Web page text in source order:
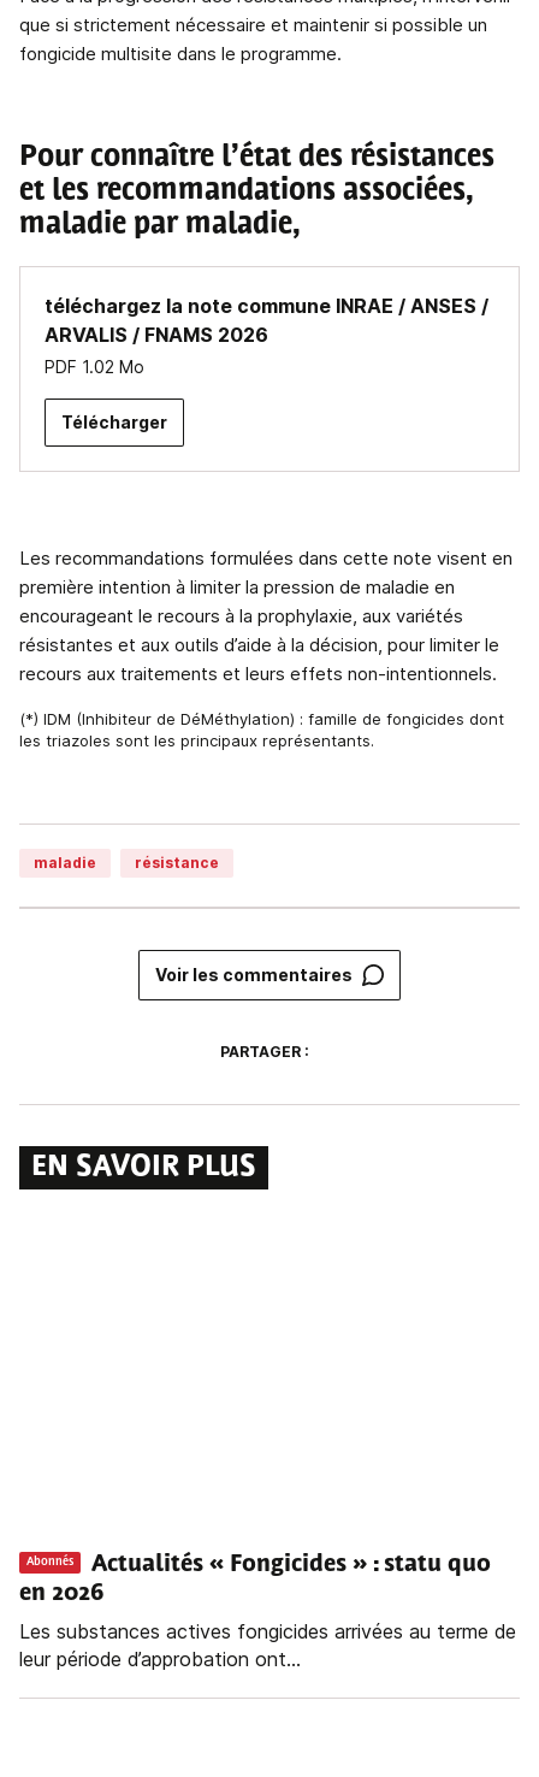
que si strictement nécessaire et maintenir si possible un
fongicide multisite dans le programme.
Pour connaître l’état des résistances
et les recommandations associées,
maladie par maladie,
téléchargez la note commune INRAE / ANSES /
ARVALIS / FNAMS 2026
PDF 1.02 Mo
Télécharger
Les recommandations formulées dans cette note visent en
première intention à limiter la pression de maladie en
encourageant le recours à la prophylaxie, aux variétés
résistantes et aux outils d’aide à la décision, pour limiter le
recours aux traitements et leurs effets non-intentionnels.
(*) IDM (Inhibiteur de DéMéthylation) : famille de fongicides dont
les triazoles sont les principaux représentants.
maladie résistance
Voir les commentaires
PARTAGER :
EN SAVOIR PLUS
Abonnés
Actualités « Fongicides » : statu quo
en 2026
Les substances actives fongicides arrivées au terme de
leur période d’approbation ont...